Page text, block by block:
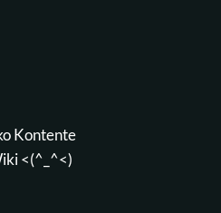
Kontente
<(^_^<)